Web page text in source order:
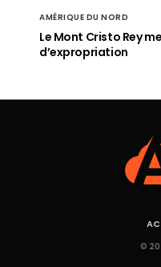
AMÉRIQUE DU NORD
Le Mont Cristo Rey
d’expropriation
©